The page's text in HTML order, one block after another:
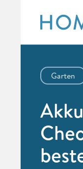
content
Garten